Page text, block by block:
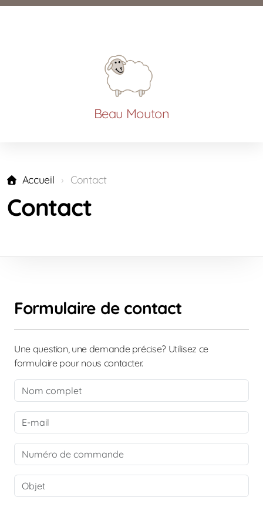
Beau Mouton
Accueil Contact
Contact
Formulaire de contact
Une question, une demande précise? Utilisez ce
formulaire pour nous contacter.